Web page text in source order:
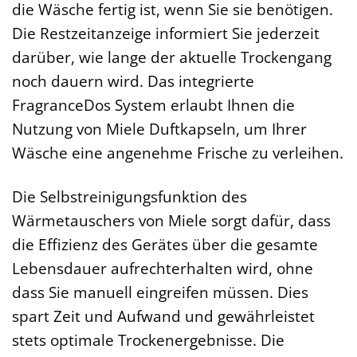
die Wäsche fertig ist, wenn Sie sie benötigen.
Die Restzeitanzeige informiert Sie jederzeit
darüber, wie lange der aktuelle Trockengang
noch dauern wird. Das integrierte
FragranceDos System erlaubt Ihnen die
Nutzung von Miele Duftkapseln, um Ihrer
Wäsche eine angenehme Frische zu verleihen.
Die Selbstreinigungsfunktion des
Wärmetauschers von Miele sorgt dafür, dass
die Effizienz des Gerätes über die gesamte
Lebensdauer aufrechterhalten wird, ohne
dass Sie manuell eingreifen müssen. Dies
spart Zeit und Aufwand und gewährleistet
stets optimale Trockenergebnisse. Die